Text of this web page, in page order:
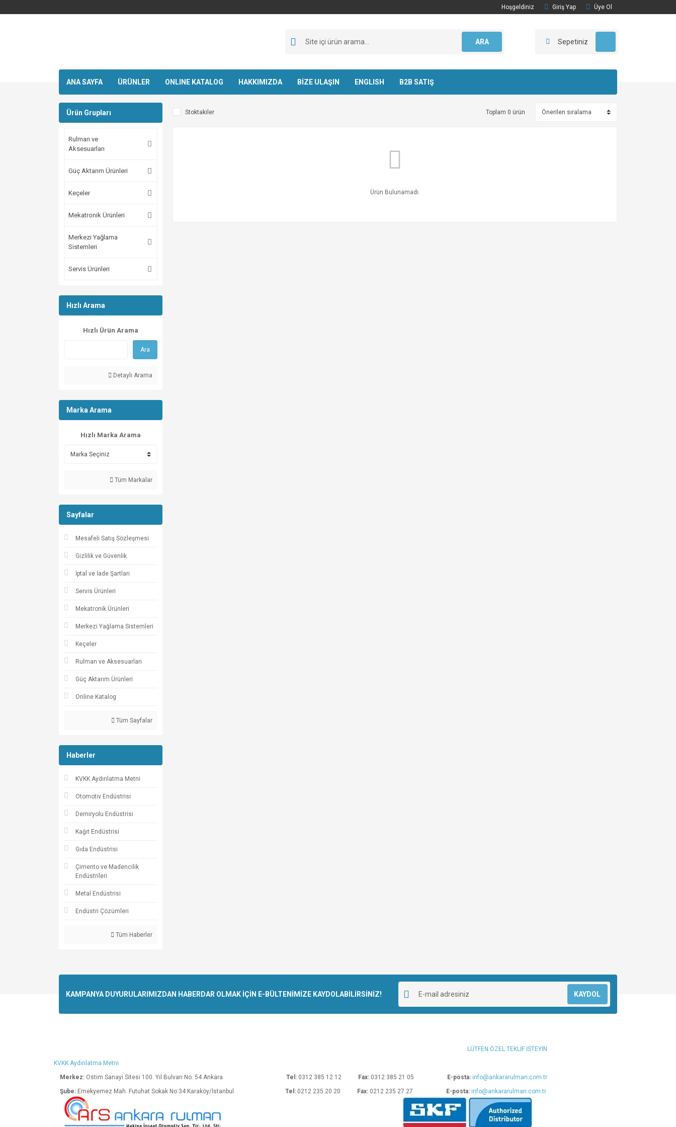
Hoşgeldiniz Giriş Yap Üye Ol
ARA Sepetiniz
ANA SAYFA ÜRÜNLER ONLINE KATALOG HAKKIMIZDA BİZE ULAŞIN ENGLISH B2B SATIŞ
Ürün Grupları
Rulman ve
Aksesuarları
Güç Aktarım Ürünleri
Keçeler
Mekatronik Ürünleri
Merkezi Yağlama
Sistemleri
Servis Ürünleri
Hızlı Arama
Hızlı Ürün Arama
Ara
Detaylı Arama
Marka Arama
Hızlı Marka Arama
Tüm Markalar
Sayfalar
Mesafeli Satış Sözleşmesi
Gizlilik ve Güvenlik
İptal ve İade Şartları
Servis Ürünleri
Mekatronik Ürünleri
Merkezi Yağlama Sistemleri
Keçeler
Rulman ve Aksesuarları
Güç Aktarım Ürünleri
Online Katalog
Tüm Sayfalar
Haberler
KVKK Aydınlatma Metni
Otomotiv Endüstrisi
Demiryolu Endüstrisi
Kağıt Endüstrisi
Gıda Endüstrisi
Çimento ve Madencilik
Endüstrileri
Metal Endüstrisi
Endüstri Çözümleri
Tüm Haberler
Stoktakiler Toplam 0 ürün
Ürün Bulunamadı.
KAMPANYA DUYURULARIMIZDAN HABERDAR OLMAK İÇİN E-BÜLTENİMİZE KAYDOLABİLİRSİNİZ! KAYDOL
LÜTFEN ÖZEL TEKLİF İSTEYİN
KVKK Aydınlatma Metni
Merkez: Ostim Sanayi Sitesi 100. Yıl Bulvarı No: 54 Ankara Tel: 0312 385 12 12 Fax: 0312 385 21 05 E-posta: info@ankararulman.com.tr
Şube: Emekyemez Mah. Futuhat Sokak No:34 Karaköy/İstanbul Tel: 0212 235 20 20 Fax: 0212 235 27 27 E-posta: info@ankararulman.com.tr